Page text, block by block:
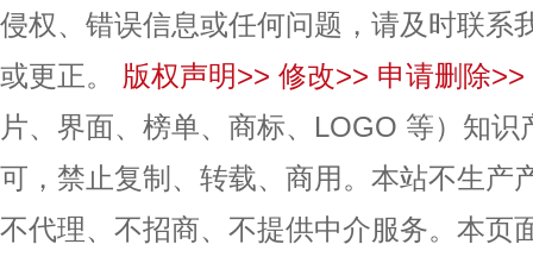
侵权、错误信息或任何问题，请及时联系
或更正。
版权声明>> 修改>> 申请删除>>
片、界面、榜单、商标、LOGO 等）知
可，禁止复制、转载、商用。本站不生产
不代理、不招商、不提供中介服务。本页